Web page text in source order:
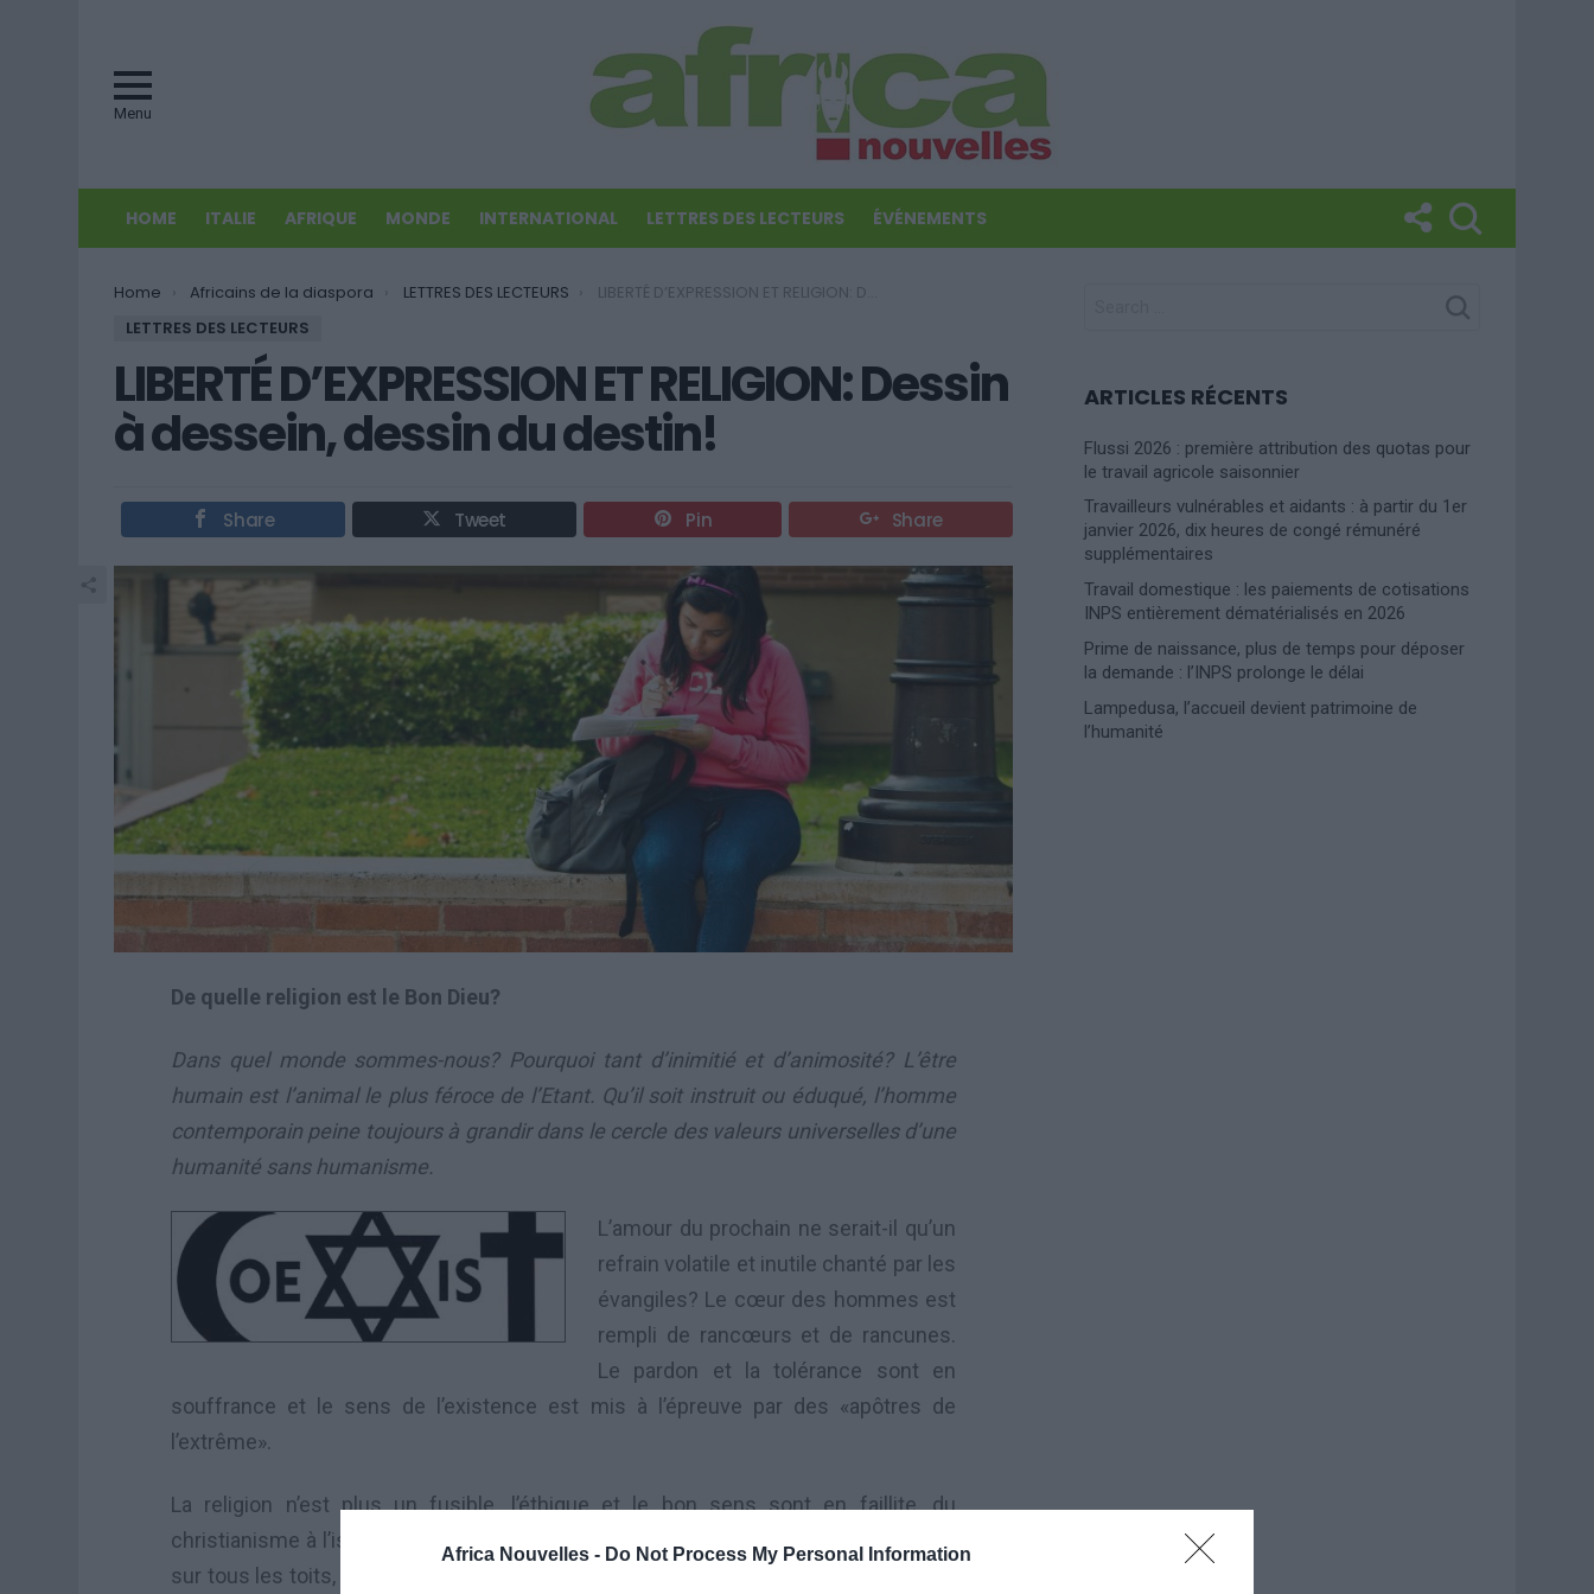
Africa Nouvelles - Do Not Process My Personal Information
Menu
HOME ITALIE AFRIQUE MONDE INTERNATIONAL LETTRES DES LECTEURS ÉVÉNEMENTS
You are here:
Home Africains de la diaspora LETTRES DES LECTEURS
LIBERTÉ D’EXPRESSION ET RELIGION: Dessin à dessein, dessin du destin!
LETTRES DES LECTEURS
LIBERTÉ D’EXPRESSION ET RELIGION: Dessin
à dessein, dessin du destin!
Share Tweet Pin Share
De quelle religion est le Bon Dieu?
Dans quel monde sommes-nous? Pourquoi tant d’inimitié et d’animosité? L’être
humain est l’animal le plus féroce de l’Etant. Qu’il soit instruit ou éduqué, l’homme
contemporain peine toujours à grandir dans le cercle des valeurs universelles d’une
humanité sans humanisme.
L’amour du prochain ne serait-il qu’un
refrain volatile et inutile chanté par les
évangiles? Le cœur des hommes est
rempli de rancœurs et de rancunes.
Le pardon et la tolérance sont en
souffrance et le sens de l’existence est mis à l’épreuve par des «apôtres de
l’extrême».
La religion n’est plus un fusible, l’éthique et le bon sens sont en faillite, du
christianisme à l’islam, on clame «Salam» sous fond de flamme, on déclame sa foi
sur tous les toits, on blâme la voie de celui qui croit, on louvoie, on se dévoie, on se
ARTICLES RÉCENTS
Flussi 2026 : première attribution des quotas pour
le travail agricole saisonnier
Travailleurs vulnérables et aidants : à partir du 1er
janvier 2026, dix heures de congé rémunéré
supplémentaires
Travail domestique : les paiements de cotisations
INPS entièrement dématérialisés en 2026
Prime de naissance, plus de temps pour déposer
la demande : l’INPS prolonge le délai
Lampedusa, l’accueil devient patrimoine de
l’humanité